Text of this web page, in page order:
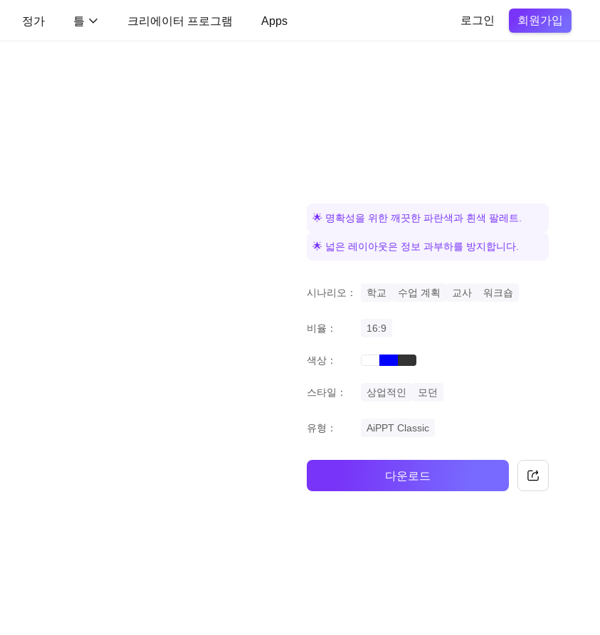
정가 틀 크리에이터 프로그램 Apps 로그인 회원가입
🌟 명확성을 위한 깨끗한 파란색과 흰색 팔레트.
🌟 넓은 레이아웃은 정보 과부하를 방지합니다.
시나리오： 학교 수업 계획 교사 워크숍
비율： 16:9
색상： whiteblueblack
스타일： 상업적인 모던
유형： AiPPT Classic
다운로드